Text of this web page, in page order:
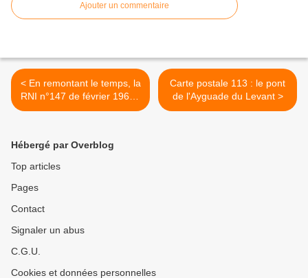
Ajouter un commentaire
< En remontant le temps, la
RNI n°147 de février 1968 :
Bilan du paradis terrestre >
Carte postale 113 : le pont
de l'Ayguade du Levant >
Hébergé par Overblog
Top articles
Pages
Contact
Signaler un abus
C.G.U.
Cookies et données personnelles